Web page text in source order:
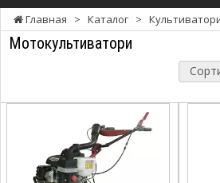
Главная > Каталог >
Мотокультиватори